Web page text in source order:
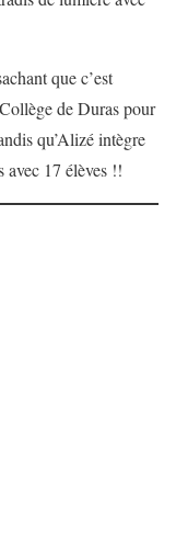
que c’est
de Duras pour
qu’Alizé intègre
avec 17 élèves !!